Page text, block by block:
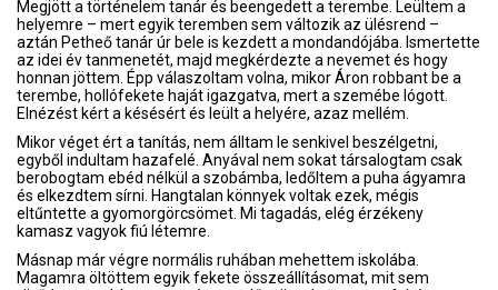
Megjött a történelem tanár és beengedett a terembe. Leültem a
helyemre – mert egyik teremben sem változik az ülésrend –
aztán Petheő tanár úr bele is kezdett a mondandójába. Ismertette
az idei év tanmenetét, majd megkérdezte a nevemet és hogy
honnan jöttem. Épp válaszoltam volna, mikor Áron robbant be a
terembe, hollófekete haját igazgatva, mert a szemébe lógott.
Elnézést kért a késésért és leült a helyére, azaz mellém.
Mikor véget ért a tanítás, nem álltam le senkivel beszélgetni,
egyből indultam hazafelé. Anyával nem sokat társalogtam csak
berobogtam ebéd nélkül a szobámba, ledőltem a puha ágyamra
és elkezdtem sírni. Hangtalan könnyek voltak ezek, mégis
eltűntette a gyomorgörcsömet. Mi tagadás, elég érzékeny
kamasz vagyok fiú létemre.
Másnap már végre normális ruhában mehettem iskolába.
Magamra öltöttem egyik fekete összeállításomat, mit sem